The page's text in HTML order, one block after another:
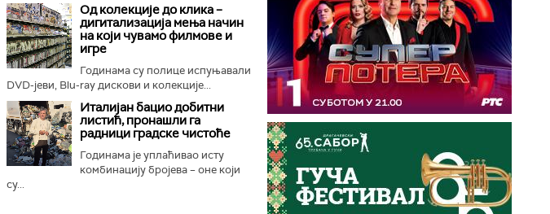
Од колекције до клика –
дигитализација мења начин
на који чувамо филмове и
игре
Годинама су полице испуњавали
DVD-јеви, Blu-ray дискови и колекције...
Италијан бацио добитни
листић, пронашли га
радници градске чистоће
Годинама је уплаћивао исту
комбинацију бројева – оне који
су...